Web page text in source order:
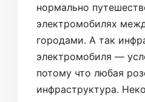
нормально
электромобилях
городами. А так
электромобиля —
потому что любая
инфраструктура.